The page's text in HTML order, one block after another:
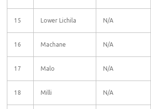
15 Lower Lichila N/A
16 Machane N/A
17 Malo N/A
18 Milli N/A